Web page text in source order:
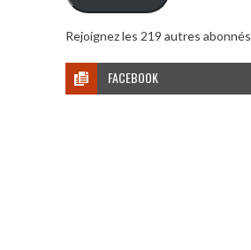
Rejoignez les 219 autres abonnés
FACEBOOK